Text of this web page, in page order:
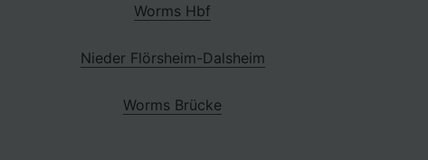
Worms Hbf
Nieder Flörsheim-Dalsheim
Worms Brücke